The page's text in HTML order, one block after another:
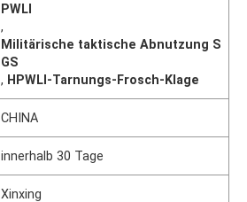
PWLI
,
Militärische taktische Abnutzung S
GS
, HPWLI-Tarnungs-Frosch-Klage
CHINA
innerhalb 30 Tage
Xinxing